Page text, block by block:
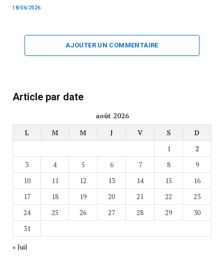
18/06/2026
AJOUTER UN COMMENTAIRE
Article par date
août 2026
L
M M J V S
D
1
2
3
4 5 6 7 8
9
10
11 12 13 14 15
16
17
18 19 20 21 22
23
24
25 26 27 28 29
30
31
« Juil